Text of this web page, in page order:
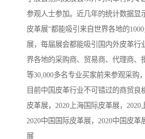
参观人士参加。近几年的统计数据显
皮革展”都能吸引来自世界各地的
展，每届展会都能吸引国内外皮革行
界各地的采购商、贸易商、代理商、
等30,000多名专业买家前来参观采购
目前中国皮革行业不可错过的商贸良
皮革展，2020上海国际皮革展，2020
2020中国国际皮革展，2020中国皮革
展